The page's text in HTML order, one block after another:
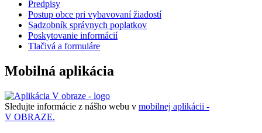
Predpisy
Postup obce pri vybavovaní žiadostí
Sadzobník správnych poplatkov
Poskytovanie informácií
Tlačivá a formuláre
Mobilná aplikácia
Sledujte informácie z nášho webu v mobilnej aplikácii -
V OBRAZE.